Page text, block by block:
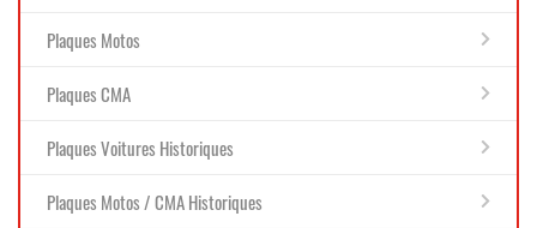
Plaques Motos
Plaques CMA
Plaques Voitures Historiques
Plaques Motos / CMA Historiques